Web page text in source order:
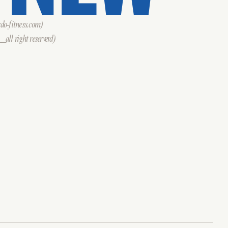
fitness.com)
right reserverd)